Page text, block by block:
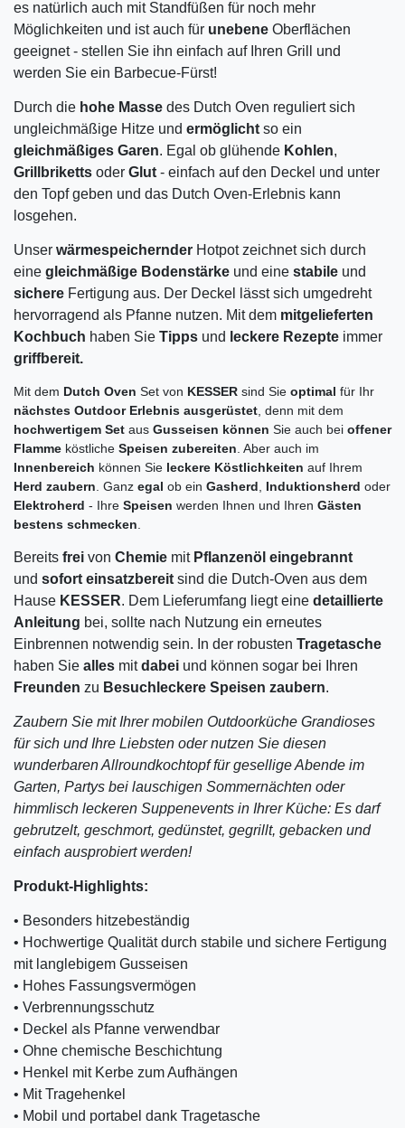
es natürlich auch mit Standfüßen für noch mehr
Möglichkeiten und ist auch für unebene Oberflächen
geeignet - stellen Sie ihn einfach auf Ihren Grill und
werden Sie ein Barbecue-Fürst!
Durch die hohe Masse des Dutch Oven reguliert sich
ungleichmäßige Hitze und ermöglicht so ein
gleichmäßiges Garen. Egal ob glühende Kohlen,
Grillbriketts oder Glut - einfach auf den Deckel und unter
den Topf geben und das Dutch Oven-Erlebnis kann
losgehen.
Unser wärmespeichernder Hotpot zeichnet sich durch
eine gleichmäßige Bodenstärke und eine stabile und
sichere Fertigung aus. Der Deckel lässt sich umgedreht
hervorragend als Pfanne nutzen. Mit dem mitgelieferten
Kochbuch haben Sie Tipps und leckere Rezepte immer
griffbereit.
Mit dem Dutch Oven Set von KESSER sind Sie optimal für Ihr
nächstes Outdoor Erlebnis ausgerüstet , denn mit dem
hochwertigem Set aus Gusseisen können Sie auch bei offener
Flamme köstliche Speisen zubereiten . Aber auch im
Innenbereich können Sie leckere Köstlichkeiten auf Ihrem
Herd zaubern . Ganz egal ob ein Gasherd Induktionsherd oder
Elektroherd - Ihre Speisen werden Ihnen und Ihren Gästen
bestens schmecken
Bereits frei von Chemie mit Pflanzenöl eingebrannt
und sofort einsatzbereit sind die Dutch-Oven aus dem
Hause KESSER. Dem Lieferumfang liegt eine detaillierte
Anleitung bei, sollte nach Nutzung ein erneutes
Einbrennen notwendig sein. In der robusten Tragetasche
haben Sie alles mitdabei und können sogar bei Ihren
Freunden zu Besuch leckere Speisen zaubern.
Zaubern Sie mit Ihrer mobilen Outdoorküche Grandioses
für sich und Ihre Liebsten oder nutzen Sie diesen
wunderbaren Allroundkochtopf für gesellige Abende im
Garten, Partys bei lauschigen Sommernächten oder
himmlisch leckeren Suppenevents in Ihrer Küche: Es darf
gebrutzelt, geschmort, gedünstet, gegrillt, gebacken und
einfach ausprobiert werden!
Produkt-Highlights:
• Besonders hitzebeständig
• Hochwertige Qualität durch stabile und sichere Fertigung
mit langlebigem Gusseisen
• Hohes Fassungsvermögen
• Verbrennungsschutz
• Deckel als Pfanne verwendbar
• Ohne chemische Beschichtung
• Henkel mit Kerbe zum Aufhängen
• Mit Tragehenkel
• Mobil und portabel dank Tragetasche